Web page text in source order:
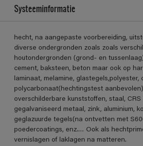
Systeeminformatie
hecht, na aangepaste voorbereiding,
diverse ondergronden zoals zoals
houtondergronden (grond- en
cement, baksteen, beton maar ook op
laminaat, melamine, glastegels,polyester,
polycarbonaat(hechtingstest
overschilderbare kunststoffen, staal,
gegalvaniseerd metaal, zink, aluminium,
geglazuurde tegels(na ontvetten met
poedercoatings, enz.… Ook als
vernislagen of laklagen na matteren.